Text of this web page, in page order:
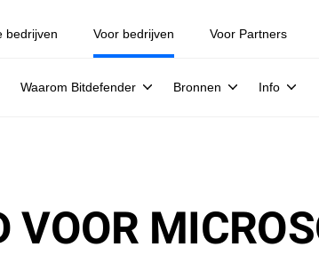
bedrijven Voor bedrijven
Waarom Bitdefender Bronnen Info
Voor Partners
VOOR